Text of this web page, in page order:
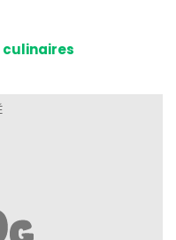
culinaires